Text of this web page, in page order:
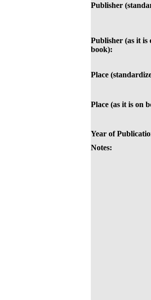
Publisher
Publisher (as it is
book):
Place
Place (as it is on
Year of
Notes: